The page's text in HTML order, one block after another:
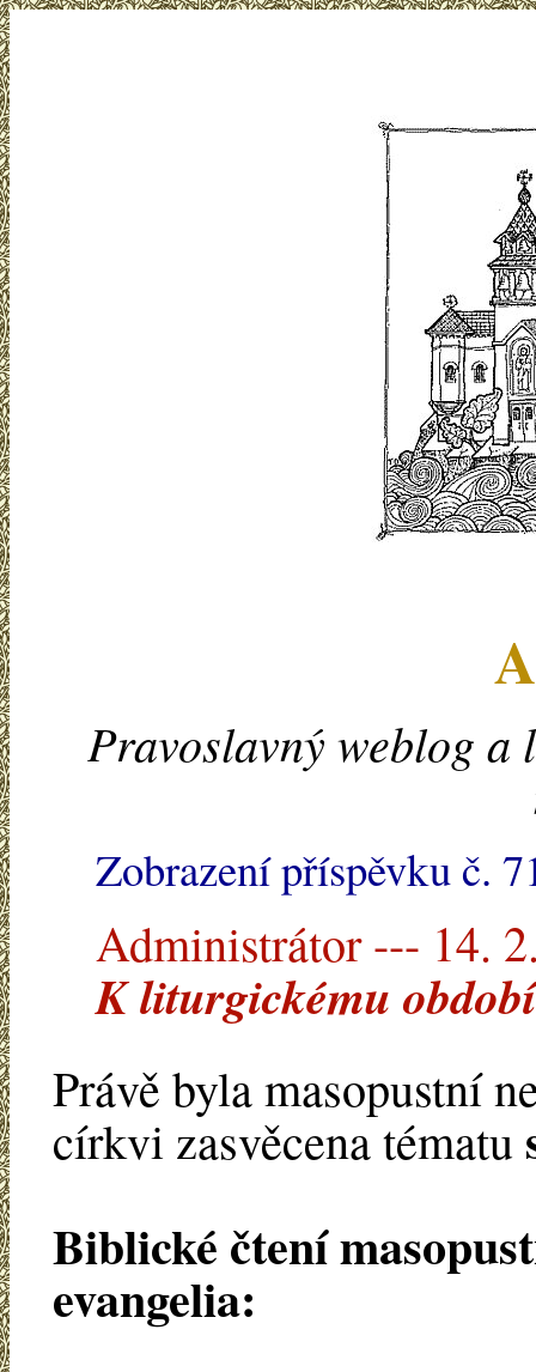
Pravoslavný weblog a
Zobrazení příspěvku č.
Administrátor --- 14.
K liturgickému období
Právě byla masopustní
církvi zasvěcena tématu
Biblické čtení
evangelia: